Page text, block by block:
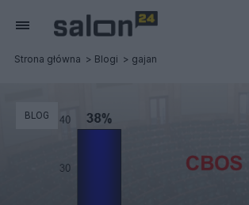
Strona główna Blogi gajan
BLOG